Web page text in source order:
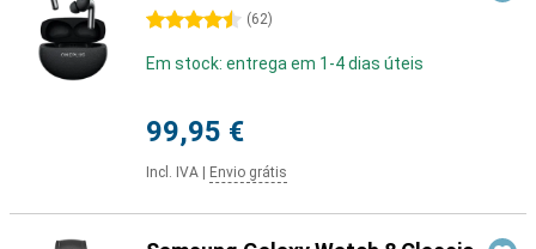
4.5 estrelas (62)
Em stock: entrega em 1-4 dias úteis
99,95 €
Incl. IVA Envio grátis